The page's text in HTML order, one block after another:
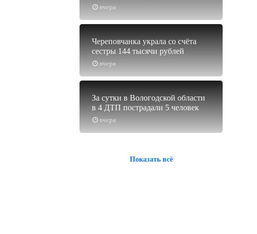
вчера
вчера
Череповчанка украла со счёта
сестры 144 тысячи рублей
вчера
За сутки в Вологодской области
в 4 ДТП пострадали 5 человек
Показать всё